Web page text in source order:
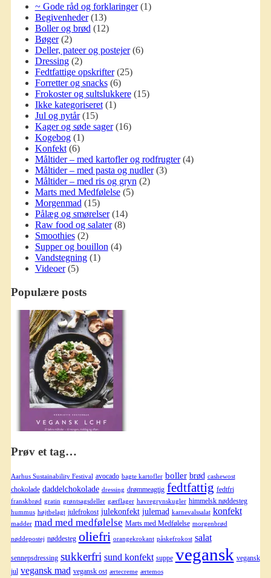
~ Gode råd og forklaringer(1)
Begivenheder(13)
Boller og brød (12)
Bøger(2)
Deller, pateer og postejer(6)
Dressing(2)
Fedtfattige opskrifter(25)
Forretter og snacks(6)
Frokoster og sultslukkere(15)
Ikke kategoriseret(1)
Jul og nytår(15)
Kager og søde sager(16)
Kogebog(1)
Konfekt(6)
Måltider – med kartofler og rodfrugter(4)
Måltider – med pasta og nudler(3)
Måltider – med ris og gryn (2)
Marts med Medfølelse(5)
Morgenmad (15)
Pålæg og smørelser(14)
Raw food og salater(8)
Smoothies(2)
Supper og bouillon (4)
Vandstegning(1)
Videoer(5)
Populære posts
Prøv et tag…
Aarhus Sustainability Festival avocado bagte kartofler boller brød cashewost
chokolade daddelchokolade dressing drømmeagtig fedtfattig fedtfri
franskbrød gratin grøntsagsdeller gærflager havregrynskugler himmelsk nøddesteg
hummus højtbelagt julefrokost julekonfekt julemad karnevalssalat konfekt
madder mad med medfølelse Marts med Medfølelse morgenbrød
nøddepostej nøddesteg oliefri orangekrokant påskefrokost salat
sennepsdressing sukkerfri sund konfekt suppe vegansk vegansk
jul vegansk mad vegansk ost ærtecreme ærtemos